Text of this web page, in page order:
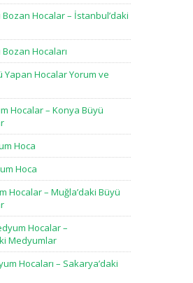
Hocalar – İstanbul’daki
Hocaları
Yapan Hocalar Yorum ve
Hocalar – Konya Büyü
Hoca
Hoca
Hocalar – Muğla’daki Büyü
Hocalar –
Medyumlar
Hocaları – Sakarya’daki